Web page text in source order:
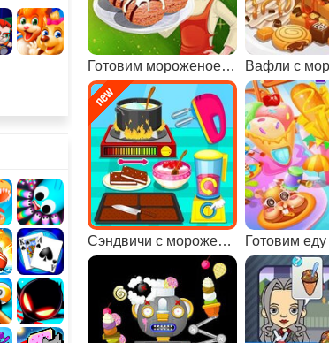
Готовим мороженое вместе с Барби Вафли с
Сэндвичи с мороженым